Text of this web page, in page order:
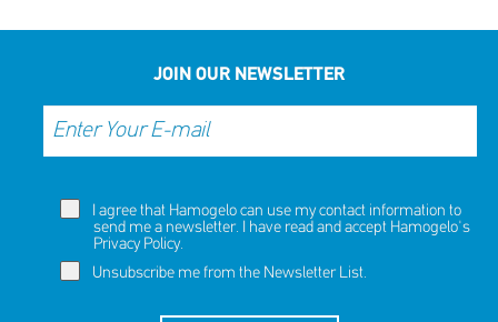
JOIN OUR NEWSLETTER
I agree that Hamogelo can use my contact information to
send me a newsletter. I have read and accept Hamogelo's
Privacy Policy.
Unsubscribe me from the Newsletter List.